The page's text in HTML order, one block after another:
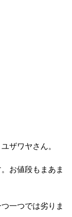
ザワヤさん。
お値段もまあま
一つでは劣りま